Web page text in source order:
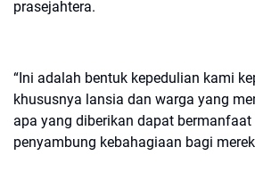
prasejahtera.
“Ini adalah bentuk kepedulian kami
khususnya lansia dan warga yang
apa yang diberikan dapat
penyambung kebahagiaan bagi